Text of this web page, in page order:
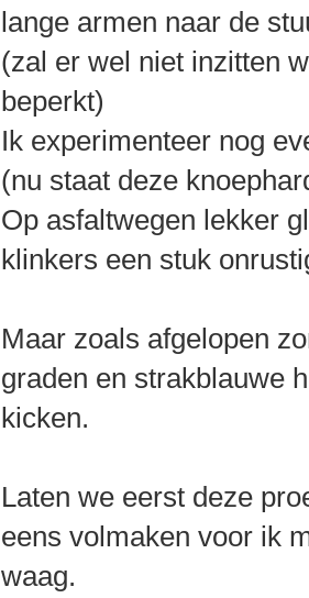
lange armen naar de
(zal er wel niet inzitten
beperkt)
Ik experimenteer nog
(nu staat deze
Op asfaltwegen lekker
klinkers een stuk
Maar zoals afgelopen
graden en strakblauwe
kicken.
Laten we eerst deze
eens volmaken voor ik
waag.